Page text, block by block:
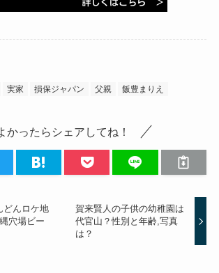
実家 損保ジャパン 父親 飯豊まりえ
かったらシェアしてね！
どんロケ地
穴場ビー
賀来賢人の子供の幼稚園は
代官山？性別と年齢,写真
は？